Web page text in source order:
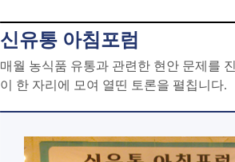
신유통 아침포럼
매월 농식품 유통과 관련한 현안 문제를
이 한 자리에 모여 열띤 토론을 펼칩니다.